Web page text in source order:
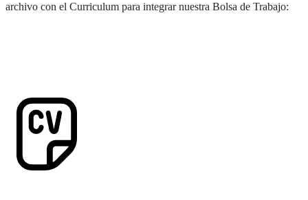
archivo con el Curriculum para integrar nuestra Bolsa de Trabajo: